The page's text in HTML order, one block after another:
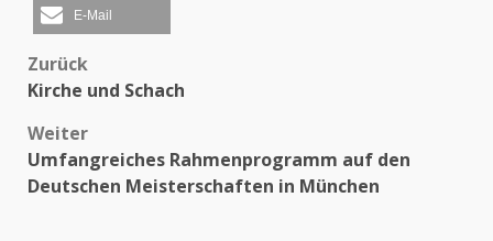
E-Mail
Beitragsnavigation
Zurück
Kirche und Schach
Weiter
Umfangreiches Rahmenprogramm auf den
Deutschen Meisterschaften in München